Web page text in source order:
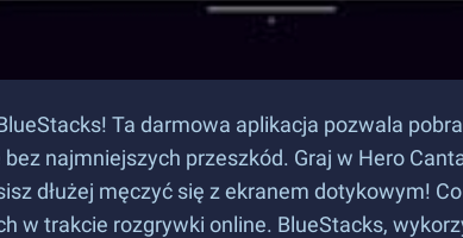
Ta darmowa aplikacja pozwala
najmniejszych przeszkód. Graj w Hero
dłużej męczyć się z ekranem dotykowym!
w trakcie rozgrywki online. BlueStacks,